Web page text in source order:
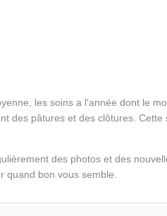
les soins a l'année dont le
des pâtures et des clôtures. Cette
des photos et des
quand bon vous semble.